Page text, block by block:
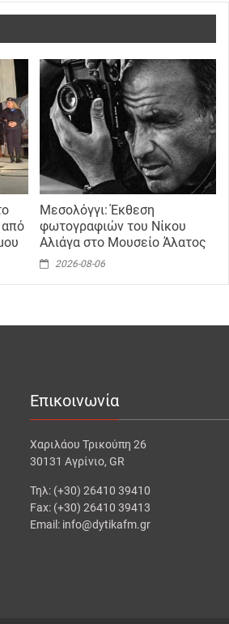
από
Μεσολόγγι: Έκθεση
φωτογραφιών του Νίκου
Αλιάγα στο Μουσείο Άλατος
2026-08-06
Επικοινωνία
Χαριλάου Τρικούπη 26
30131 Αγρίνιο, GR
Τηλ: (+30) 26410 39410
Fax: (+30) 26410 39413
Email: info@dytikafm.gr